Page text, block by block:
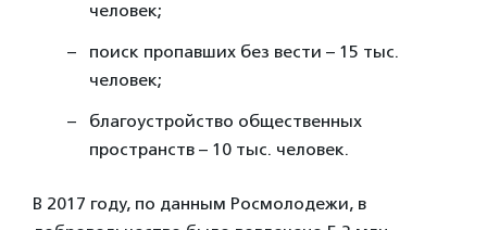
человек;
поиск пропавших без вести – 15 тыс.
человек;
благоустройство общественных
пространств – 10 тыс. человек.
В 2017 году, по данным Росмолодежи, в